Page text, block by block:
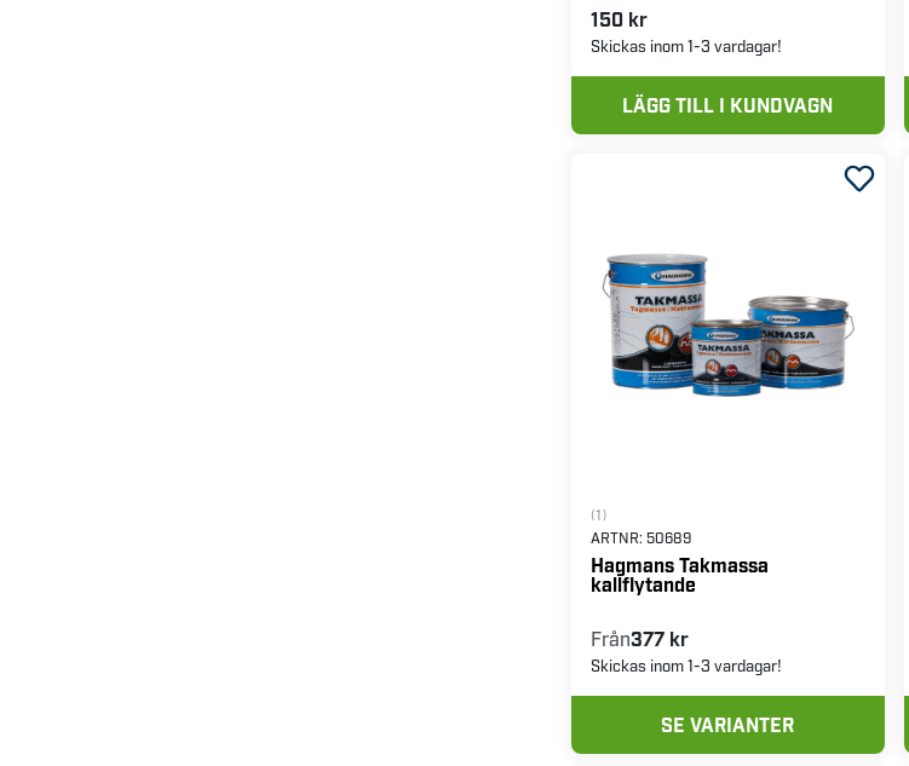
150 kr
Skickas inom 1-3 vardagar!
LÄGG TILL I KUNDVAGN
(1)
ARTNR: 50689
Hagmans Takmassa
kallflytande
Från377 kr
Skickas inom 1-3 vardagar!
SE VARIANTER